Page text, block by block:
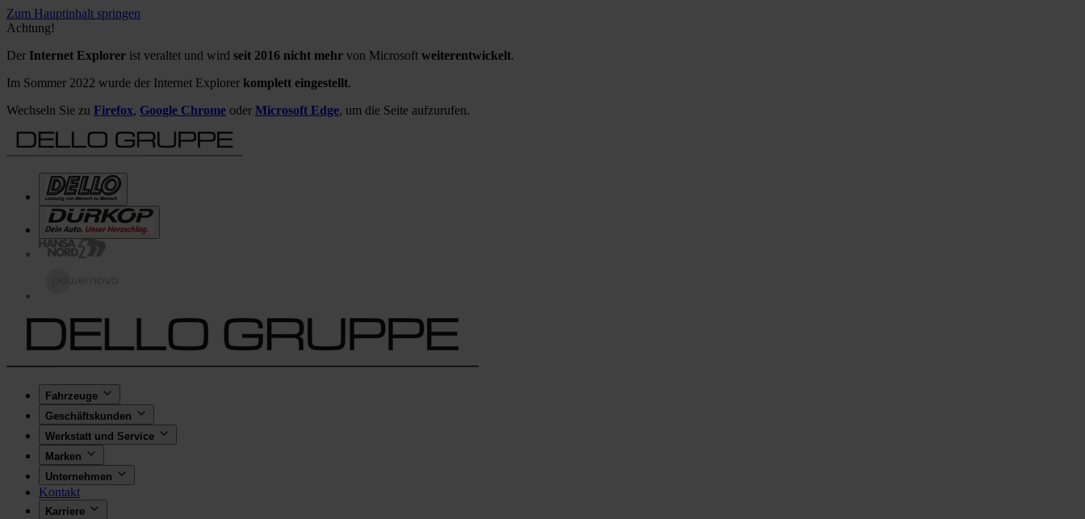
Zum Hauptinhalt springen
Achtung!
Der Internet Explorer ist veraltet und wird seit 2016 nicht mehr von Microsoft weiterentwickelt.
Im Sommer 2022 wurde der Internet Explorer komplett eingestellt.
Wechseln Sie zu Firefox, Google Chrome oder Microsoft Edge, um die Seite aufzurufen.
Fahrzeuge
Geschäftskunden
Werkstatt und Service
Marken
Unternehmen
Kontakt
Karriere